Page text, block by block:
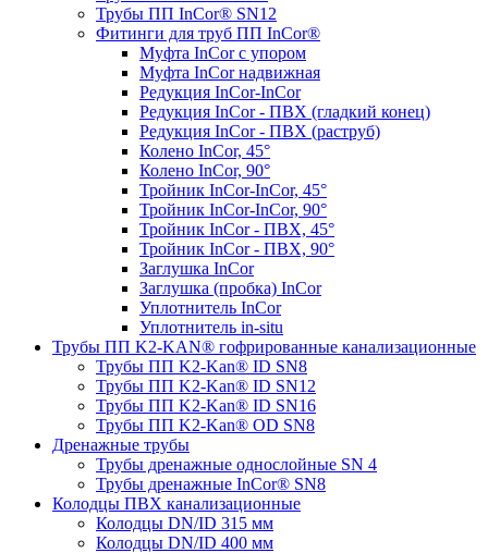
Трубы ПП InCor® SN12
Фитинги для труб ПП InCor®
Муфта InCor с упором
Муфта InCor надвижная
Редукция InCor-InCor
Редукция InCor - ПВХ (гладкий конец)
Редукция InCor - ПВХ (раструб)
Колено InCor, 45°
Колено InCor, 90°
Тройник InCor-InCor, 45°
Тройник InCor-InCor, 90°
Тройник InCor - ПВХ, 45°
Тройник InCor - ПВХ, 90°
Заглушка InCor
Заглушка (пробка) InCor
Уплотнитель InCor
Уплотнитель in-situ
Трубы ПП K2-KAN® гофри­рованные канализационные
Трубы ПП K2-Kan® ID SN8
Трубы ПП K2-Kan® ID SN12
Трубы ПП K2-Kan® ID SN16
Трубы ПП K2-Kan® OD SN8
Дренажные трубы
Трубы дренажные однослойные SN 4
Трубы дренажные InCor® SN8
Колодцы ПВХ канализационные
Колодцы DN/ID 315 мм
Колодцы DN/ID 400 мм